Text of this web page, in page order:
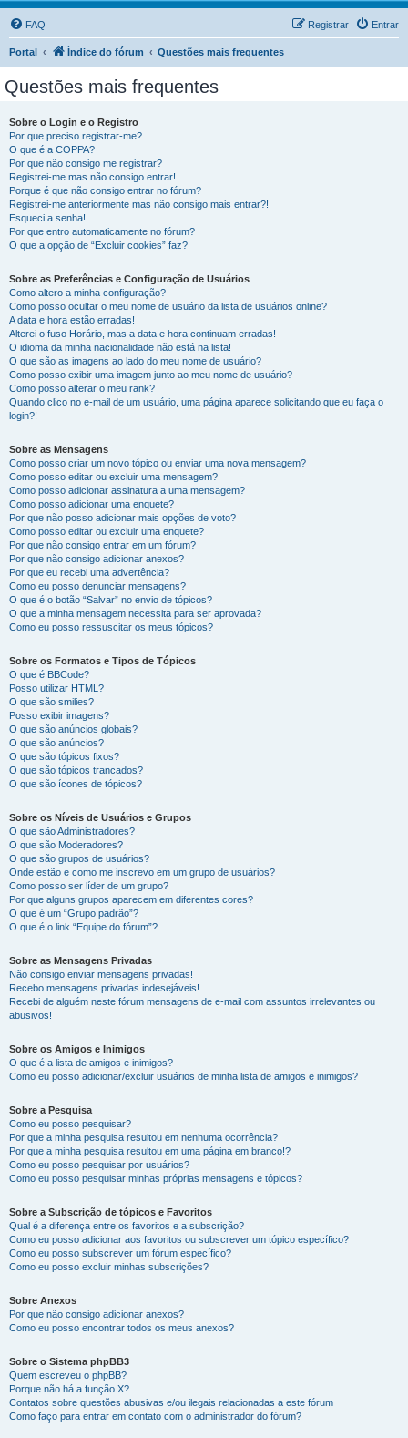
FAQ Entrar
Registrar
Portal Índice do fórum Questões mais frequentes
Questões mais frequentes
Sobre o Login e o Registro
Por que preciso registrar-me?
O que é a COPPA?
Por que não consigo me registrar?
Registrei-me mas não consigo entrar!
Porque é que não consigo entrar no fórum?
Registrei-me anteriormente mas não consigo mais entrar?!
Esqueci a senha!
Por que entro automaticamente no fórum?
O que a opção de “Excluir cookies” faz?
Sobre as Preferências e Configuração de Usuários
Como altero a minha configuração?
Como posso ocultar o meu nome de usuário da lista de usuários online?
A data e hora estão erradas!
Alterei o fuso Horário, mas a data e hora continuam erradas!
O idioma da minha nacionalidade não está na lista!
O que são as imagens ao lado do meu nome de usuário?
Como posso exibir uma imagem junto ao meu nome de usuário?
Como posso alterar o meu rank?
Quando clico no e-mail de um usuário, uma página aparece solicitando que eu faça o
login?!
Sobre as Mensagens
Como posso criar um novo tópico ou enviar uma nova mensagem?
Como posso editar ou excluir uma mensagem?
Como posso adicionar assinatura a uma mensagem?
Como posso adicionar uma enquete?
Por que não posso adicionar mais opções de voto?
Como posso editar ou excluir uma enquete?
Por que não consigo entrar em um fórum?
Por que não consigo adicionar anexos?
Por que eu recebi uma advertência?
Como eu posso denunciar mensagens?
O que é o botão “Salvar” no envio de tópicos?
O que a minha mensagem necessita para ser aprovada?
Como eu posso ressuscitar os meus tópicos?
Sobre os Formatos e Tipos de Tópicos
O que é BBCode?
Posso utilizar HTML?
O que são smilies?
Posso exibir imagens?
O que são anúncios globais?
O que são anúncios?
O que são tópicos fixos?
O que são tópicos trancados?
O que são ícones de tópicos?
Sobre os Níveis de Usuários e Grupos
O que são Administradores?
O que são Moderadores?
O que são grupos de usuários?
Onde estão e como me inscrevo em um grupo de usuários?
Como posso ser líder de um grupo?
Por que alguns grupos aparecem em diferentes cores?
O que é um “Grupo padrão”?
O que é o link “Equipe do fórum”?
Sobre as Mensagens Privadas
Não consigo enviar mensagens privadas!
Recebo mensagens privadas indesejáveis!
Recebi de alguém neste fórum mensagens de e-mail com assuntos irrelevantes ou
abusivos!
Sobre os Amigos e Inimigos
O que é a lista de amigos e inimigos?
Como eu posso adicionar/excluir usuários de minha lista de amigos e inimigos?
Sobre a Pesquisa
Como eu posso pesquisar?
Por que a minha pesquisa resultou em nenhuma ocorrência?
Por que a minha pesquisa resultou em uma página em branco!?
Como eu posso pesquisar por usuários?
Como eu posso pesquisar minhas próprias mensagens e tópicos?
Sobre a Subscrição de tópicos e Favoritos
Qual é a diferença entre os favoritos e a subscrição?
Como eu posso adicionar aos favoritos ou subscrever um tópico específico?
Como eu posso subscrever um fórum específico?
Como eu posso excluir minhas subscrições?
Sobre Anexos
Por que não consigo adicionar anexos?
Como eu posso encontrar todos os meus anexos?
Sobre o Sistema phpBB3
Quem escreveu o phpBB?
Porque não há a função X?
Contatos sobre questões abusivas e/ou ilegais relacionadas a este fórum
Como faço para entrar em contato com o administrador do fórum?